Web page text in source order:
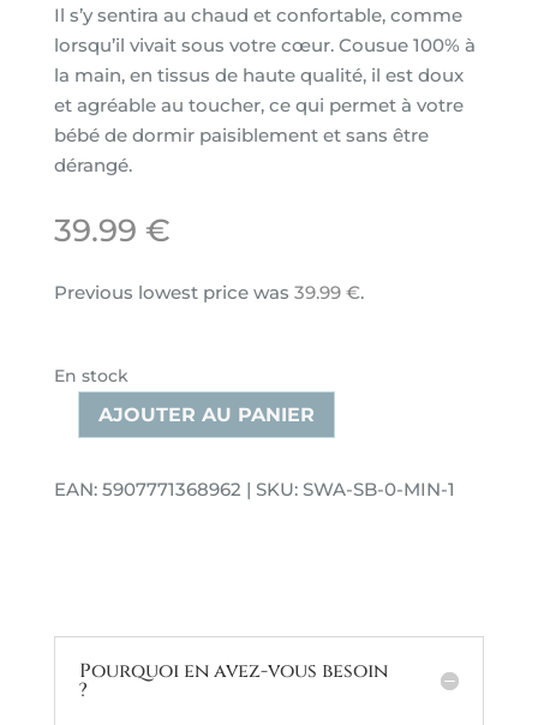
Il s’y sentira au chaud et confortable, comme
lorsqu’il vivait sous votre cœur. Cousue 100% à
la main, en tissus de haute qualité, il est doux
et agréable au toucher, ce qui permet à votre
bébé de dormir paisiblement et sans être
dérangé.
39.99 €
Previous lowest price was 39.99 €.
En stock
quantité
Nid
berry
AJOUTER AU PANIER
EAN: 5907771368962 | SKU: SWA-SB-0-MIN-1
Pourquoi en avez-vous besoin
?